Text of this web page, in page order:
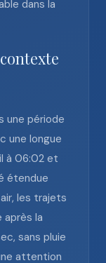
dans la
une période
une longue
à 06:02 et
étendue
les trajets
la
sans pluie
attention